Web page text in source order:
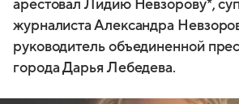
арестовал Лидию Невзорову*,
журналиста Александра
руководитель объединенной
города Дарья Лебедева.